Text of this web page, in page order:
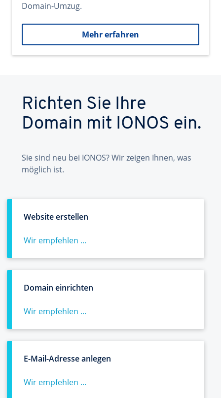
Domain-Umzug.
Mehr erfahren
Richten Sie Ihre
Domain mit IONOS ein.
Sie sind neu bei IONOS? Wir zeigen Ihnen, was
möglich ist.
Website erstellen
Wir empfehlen ...
Domain einrichten
Wir empfehlen ...
E-Mail-Adresse anlegen
Wir empfehlen ...